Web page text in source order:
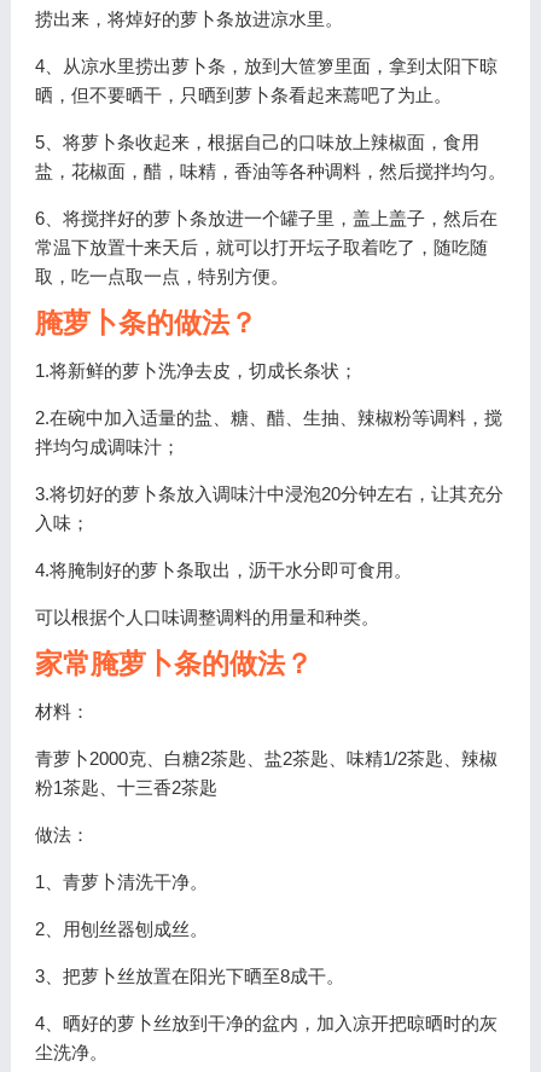
捞出来，将焯好的萝卜条放进凉水里。
4、从凉水里捞出萝卜条，放到大笸箩里面，拿到太阳下晾
晒，但不要晒干，只晒到萝卜条看起来蔫吧了为止。
5、将萝卜条收起来，根据自己的口味放上辣椒面，食用
盐，花椒面，醋，味精，香油等各种调料，然后搅拌均匀。
6、将搅拌好的萝卜条放进一个罐子里，盖上盖子，然后在
常温下放置十来天后，就可以打开坛子取着吃了，随吃随
取，吃一点取一点，特别方便。
腌萝卜条的做法？
1.将新鲜的萝卜洗净去皮，切成长条状；
2.在碗中加入适量的盐、糖、醋、生抽、辣椒粉等调料，搅
拌均匀成调味汁；
3.将切好的萝卜条放入调味汁中浸泡20分钟左右，让其充分
入味；
4.将腌制好的萝卜条取出，沥干水分即可食用。
可以根据个人口味调整调料的用量和种类。
家常腌萝卜条的做法？
材料：
青萝卜2000克、白糖2茶匙、盐2茶匙、味精1/2茶匙、辣椒
粉1茶匙、十三香2茶匙
做法：
1、青萝卜清洗干净。
2、用刨丝器刨成丝。
3、把萝卜丝放置在阳光下晒至8成干。
4、晒好的萝卜丝放到干净的盆内，加入凉开把晾晒时的灰
尘洗净。